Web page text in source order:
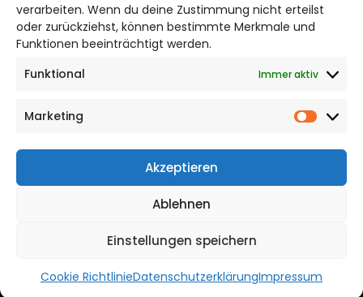
verarbeiten. Wenn du deine Zustimmung nicht erteilst
oder zurückziehst, können bestimmte Merkmale und
Funktionen beeinträchtigt werden.
Funktional
Immer aktiv
Marketing
Akzeptieren
Ablehnen
Einstellungen speichern
Cookie RichtlinieDatenschutzerklärungImpressum
DAS STADTMAGAZIN FÜR
BRAUNSCHWEIG
Impressum
Cookie Richtlinie
CITYLIFE! BEI FACEBOOK
WordPress Theme |Viralby HashThemes